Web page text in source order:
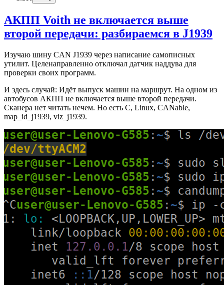
АКПП Voith не включается выше
второй передачи: разбираемся в J1939
Изучаю шину CAN J1939 через написание самописных
утилит. Целенаправленно отключал датчик наддува для
проверки своих программ.
И здесь случай: Идёт выпуск машин на маршрут. На одном из
автобусов АКПП не включается выше второй передачи.
Сканера нет читать нечем. Но есть C, Linux, CANable,
map_id_j1939, viz_j1939.